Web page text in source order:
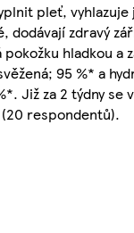
pleť,
zdravý
hladkou a
95 %* a
Již za 2 týdny
respondentů).